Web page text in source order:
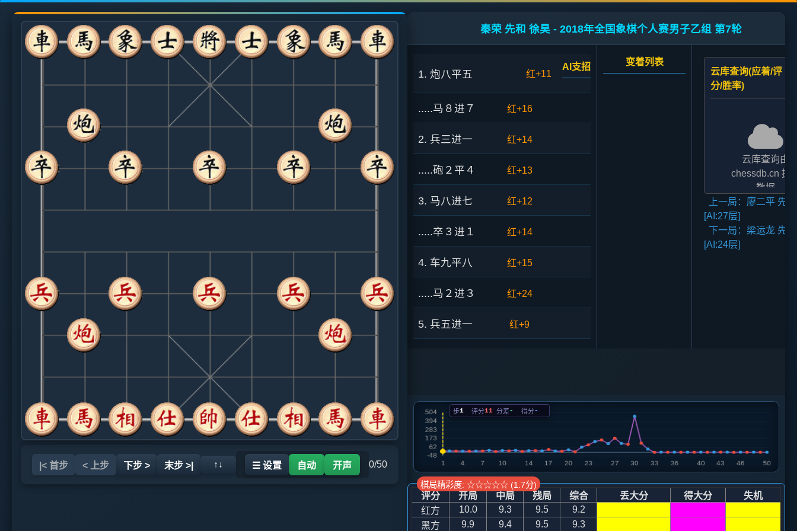
|< 首步 < 上步 下步 > 末步 >| ↑↓ ☰ 设置 自动 开声 0/50
秦荣 先和 徐昊 - 2018年全国象棋个人赛男子乙组 第7轮
1. 炮八平五 红+11
AI支招
.....马８进７ 红+16
2. 兵三进一 红+14
.....砲２平４ 红+13
3. 马八进七 红+12
.....卒３进１ 红+14
4. 车九平八 红+15
.....马２进３ 红+24
5. 兵五进一 红+9
.....车１进１ 红+24 马３进４
7. 兵一进一 红+10 车八进六
.....砲８平９ 红+19
8. 车一进三 红+20
变着列表
云库查询(应着/评
分/胜率)
云库查询由
chessdb.cn 提
数据
AI支招,云库应
二者的评分表
法相差2至3倍,
上一局：廖二平 先
[AI:27层]
下一局：梁运龙 先
[AI:24层]
步1 评分11 分差- 得分-
棋局精彩度: ☆☆☆☆☆ (1.7分)
评分 开局 中局 残局 综合 丢大分 得大分
失机
红方
10.0 9.3 9.5
9.2
黑方
9.9 9.4 9.5 9.3